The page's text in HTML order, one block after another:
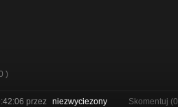
)
przez niezwyciezony Skomentuj